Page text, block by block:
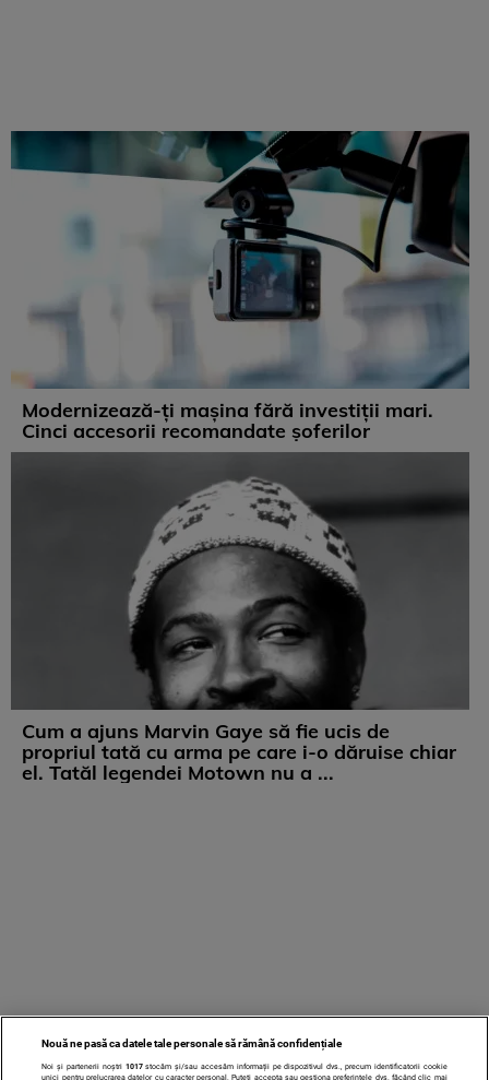
Modernizează-ți mașina fără investiții mari.
Cinci accesorii recomandate șoferilor
Cum a ajuns Marvin Gaye să fie ucis de
propriul tată cu arma pe care i-o dăruise chiar
el. Tatăl legendei Motown nu a ...
Nouă ne pasă ca datele tale personale să rămână confidențiale
Noi și partenerii noștri 1017stocăm și/sau accesăm informații pe dispozitivul dvs., precum identificatorii cookie
unici pentru prelucrarea datelor cu caracter personal. Puteți accepta sau gestiona preferințele dvs. făcând clic mai